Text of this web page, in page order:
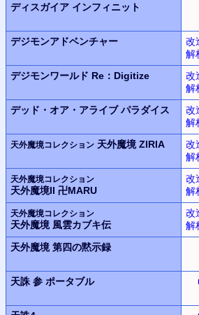
ディスガイア インフィニット
デジモンアドベンチャー
改
解
デジモンワールド Re：Digitize
改
解
デッド・オア・アライブパラダイス
改
解
天外魔境コレクション 天外魔境 ZIRIA
改
解
天外魔境コレクション
天外魔境II 卍MARU
改
解
天外魔境コレクション
天外魔境 風雲カブキ伝
改
解
天外魔境 第四の黙示録
天誅 参 ポータブル